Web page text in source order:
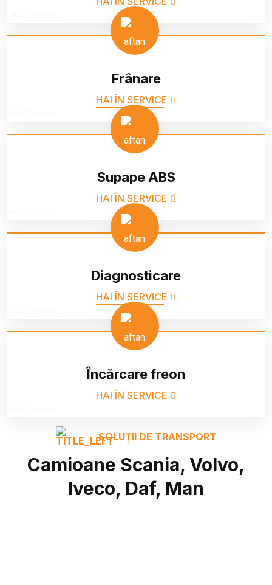
Frânare
HAI ÎN SERVICE
Supape ABS
HAI ÎN SERVICE
Diagnosticare
HAI ÎN SERVICE
Încărcare freon
HAI ÎN SERVICE
SOLUȚII DE TRANSPORT
Camioane Scania, Volvo,
Iveco, Daf, Man